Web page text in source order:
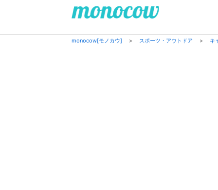
monocow[モノカウ] > スポーツ・アウトドア > キ